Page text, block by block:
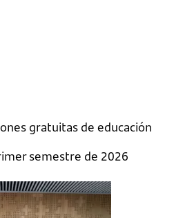
gratuitas de educación
semestre de 2026